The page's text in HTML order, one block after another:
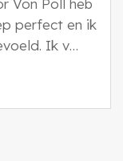
Von Poll heb
perfect en ik
Ik v…